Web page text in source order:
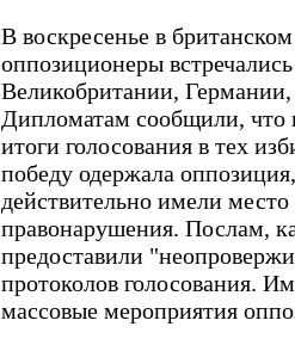
В воскресенье в
оппозиционеры
Великобритании,
Дипломатам сообщили, что
итоги голосования в тех
победу одержала
действительно имели
правонарушения. Послам,
предоставили
протоколов голосования.
массовые мероприятия